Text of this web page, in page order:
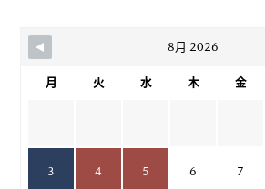
8月 2026
月 火 水 木 金
3 4 5 6 7